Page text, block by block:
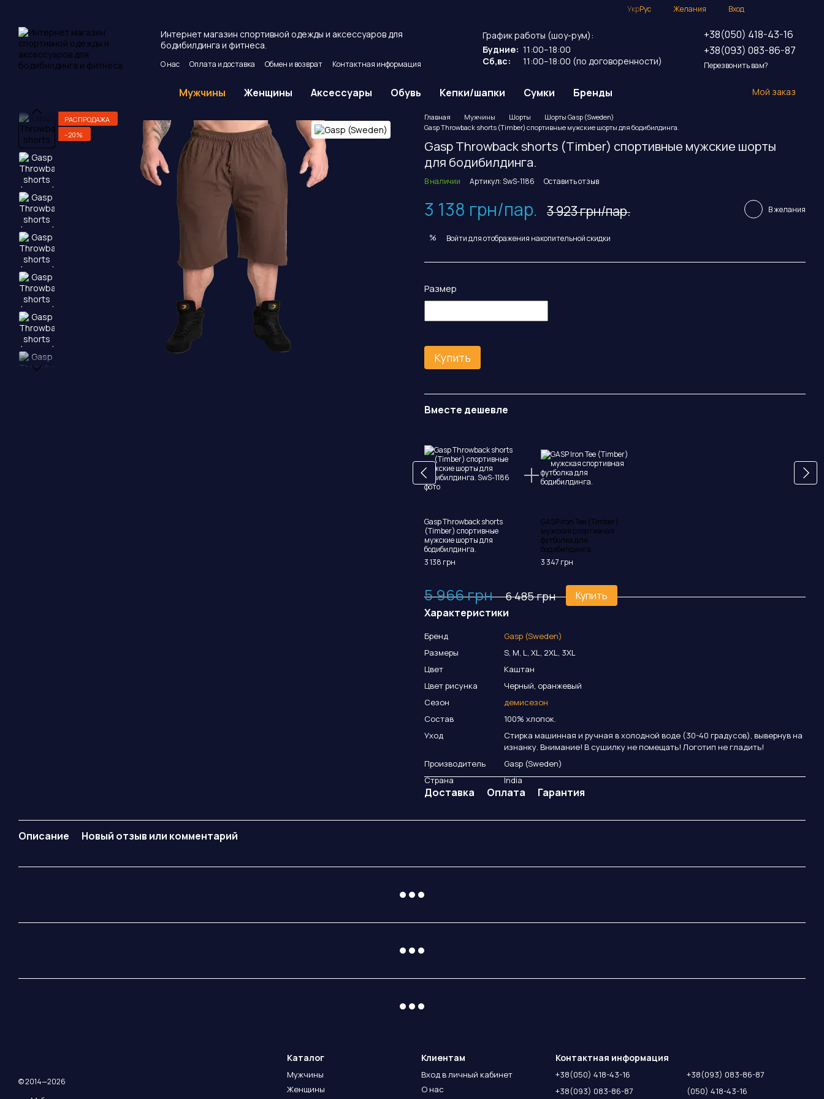
УкрРус Желания Вход
Интернет магазин спортивной одежды и аксессуаров для
бодибилдинга и фитнеса.
О нас Оплата и доставка Обмен и возврат
Контактная информация
График работы (шоу-рум):
Будние: 11:00–18:00
Сб,вс:
11:00–18:00 (по договоренности)
+38(050) 418-43-16
+38(093) 083-86-87
Перезвонить вам?
Мужчины Женщины Аксессуары Обувь Кепки/шапки Сумки Бренды Мой заказ
РАСПРОДАЖА
−20%
Главная Мужчины Шорты
Шорты Gasp (Sweden)
Gasp Throwback shorts (Timber) спортивные мужские шорты для бодибилдинга.
Gasp Throwback shorts (Timber) спортивные мужские шорты
для бодибилдинга.
В наличии Артикул: SwS-1186 Оставить отзыв
3 138 грн/пар. 3 923 грн/пар. В желания
% Войтидля отображения накопительной скидки
Размер
Купить
Вместе дешевле
Gasp Throwback shorts
(Timber) спортивные
мужские шорты для
бодибилдинга.
3 138 грн
GASP Iron Tee (Timber)
мужская спортивная
футболка для
бодибилдинга.
3 347 грн
5 966 грн 6 485 грн Купить
Характеристики
Бренд
Gasp (Sweden)
Размеры
S, M, L, XL, 2XL, 3XL
Цвет
Каштан
Цвет рисунка
Черный, оранжевый
Сезон
демисезон
Состав
100% хлопок.
Уход
Стирка машинная и ручная в холодной воде (30-40 градусов), вывернув на
изнанку. Внимание! В сушилку не помещать! Логотип не гладить!
Производитель
Gasp (Sweden)
Страна
India
Доставка Оплата Гарантия
Описание Новый отзыв или комментарий
© 2014—2026
Каталог
Мужчины
Женщины
Клиентам
Вход в личный кабинет
О нас
Контактная информация
+38(050) 418-43-16
+38(093) 083-86-87
+38(093) 083-86-87
(050) 418-43-16